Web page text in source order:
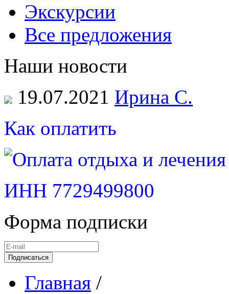
Экскурсии
Все предложения
Наши новости
19.07.2021 Ирина С.
Как оплатить
ИНН 7729499800
Форма подписки
Подписаться
Главная /